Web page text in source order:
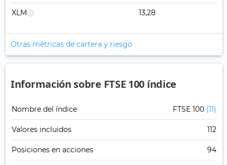
XLM 13,28
Otras métricas de cartera y riesgo
Información sobre FTSE 100 índice
Nombre del índice FTSE 100 (11)
Valores incluidos 112
Posiciones en acciones 94